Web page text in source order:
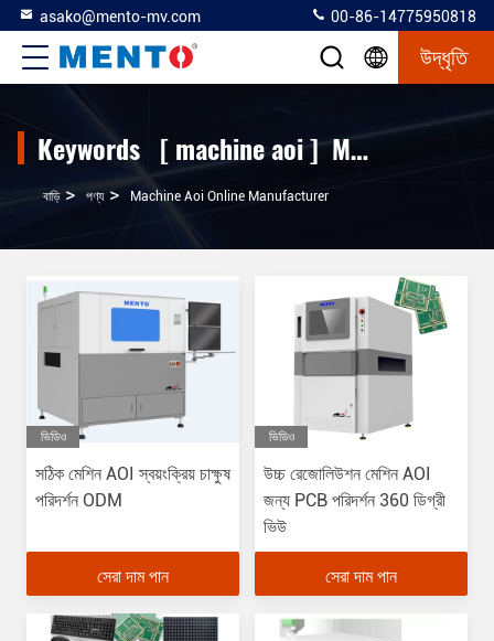
asako@mento-mv.com 00-86-14775950818
উদ্ধৃতি
Keywords [ machine aoi ] Match 120 পণ্য
বাড়ি > পণ্য > Machine Aoi Online Manufacturer
ভিডিও
সঠিক মেশিন AOI স্বয়ংক্রিয় চাক্ষুষ
পরিদর্শন ODM
সেরা দাম পান
ভিডিও
উচ্চ রেজোলিউশন মেশিন AOI
জন্য PCB পরিদর্শন 360 ডিগ্রী
ভিউ
সেরা দাম পান